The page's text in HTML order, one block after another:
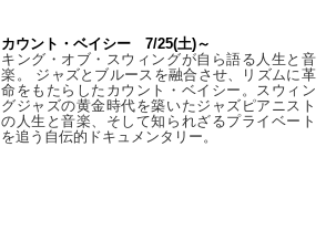
カウント・ベイシー 7/25(土)～
キング・オブ・スウィングが自ら語る人生と音
楽。 ジャズとブルースを融合させ、リズムに革
命をもたらしたカウント・ベイシー。スウィン
グジャズの黄金時代を築いたジャズピアニスト
の人生と音楽、そして知られざるプライベート
を追う自伝的ドキュメンタリー。